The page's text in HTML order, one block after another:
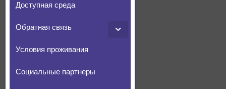
Доступная среда
Обратная связь
Условия проживания
Социальные партнеры